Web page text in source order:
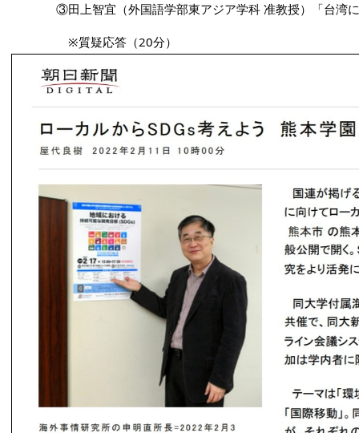
③田上智宜（外国語学部東アジア学科 准教授）
              　※質疑応答（20分）